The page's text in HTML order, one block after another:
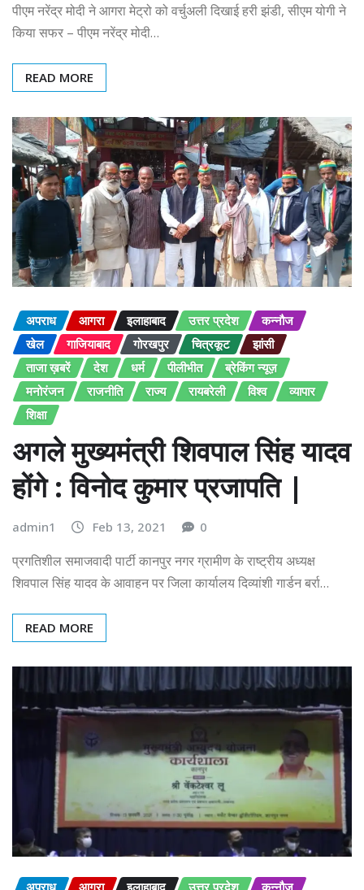
पीएम नरेंद्र मोदी ने आगरा मेट्रो को वर्चुअली दिखाई हरी झंडी, सीएम योगी ने
किया सफर – पीएम नरेंद्र मोदी…
READ MORE
अपराध आगरा इलाहाबाद उत्तर प्रदेश
कन्नौज
खेल
गाजियाबाद गोरखपुर चित्रकूट
झांसी
ताजा ख़बरें
देश धर्म पीलीभीत
ब्रेकिंग न्यूज़
मनोरंजन
राजनीति राज्य रायबरेली विश्व
व्यापार
शिक्षा
अगले मुख्यमंत्री शिवपाल सिंह यादव
होंगे : विनोद कुमार प्रजापति |
admin1 Feb 13, 2021 0
प्रगतिशील समाजवादी पार्टी कानपुर नगर ग्रामीण के राष्ट्रीय अध्यक्ष
शिवपाल सिंह यादव के आवाहन पर जिला कार्यालय दिव्यांशी गार्डन बर्रा…
READ MORE
अपराध आगरा इलाहाबाद उत्तर प्रदेश
कन्नौज